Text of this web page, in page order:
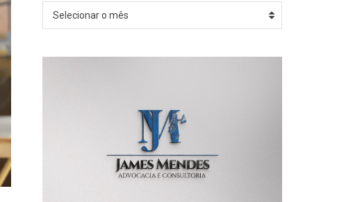
TODAS
Selecionar o mês